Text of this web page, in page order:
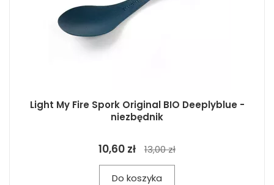
Light My Fire Spork Original BIO Deeplyblue -
niezbędnik
10,60 zł 13,00 zł
Do koszyka